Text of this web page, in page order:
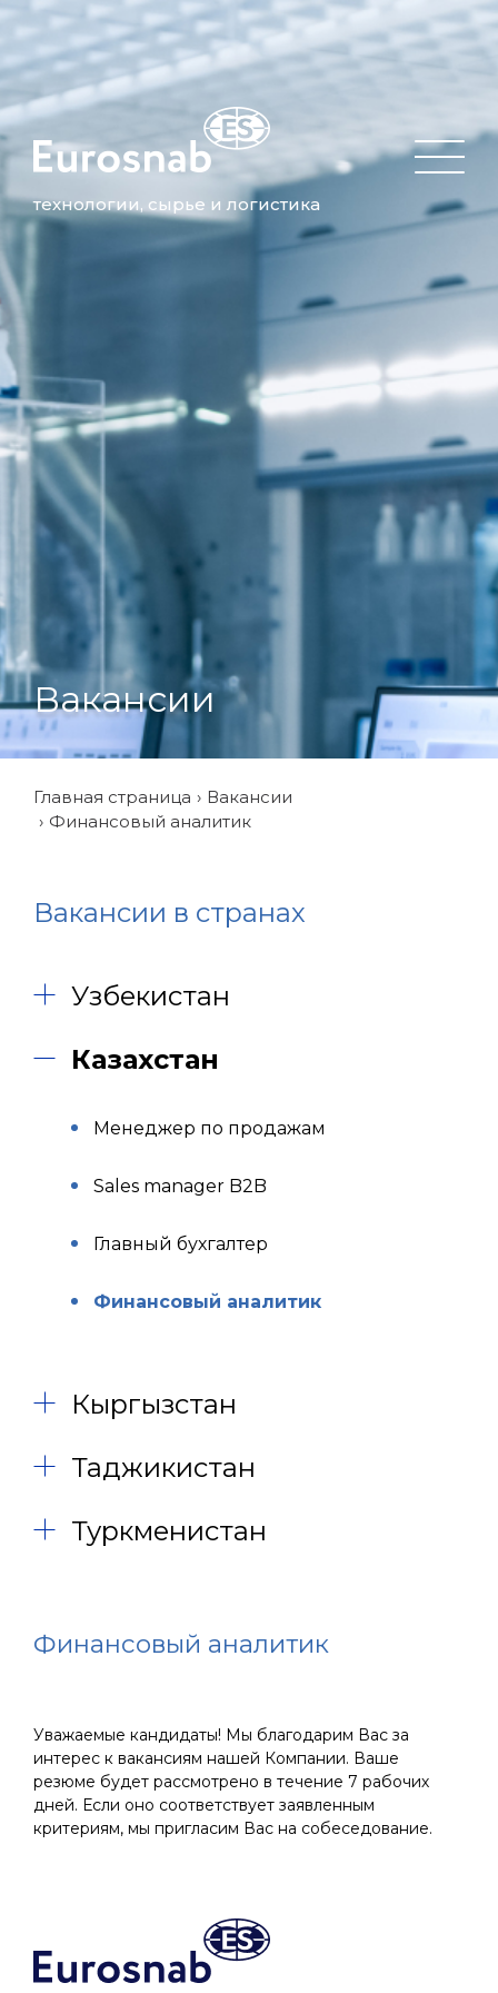
технологии, сырье и логистика
Вакансии
Главная страница
Вакансии
Финансовый аналитик
Вакансии в странах
Узбекистан
Казахстан
Менеджер по продажам
Sales manager B2B
Главный бухгалтер
Финансовый аналитик
Кыргызстан
Таджикистан
Туркменистан
Финансовый аналитик
Уважаемые кандидаты! Мы благодарим Вас за
интерес к вакансиям нашей Компании. Ваше
резюме будет рассмотрено в течение 7 рабочих
дней. Если оно соответствует заявленным
критериям, мы пригласим Вас на собеседование.